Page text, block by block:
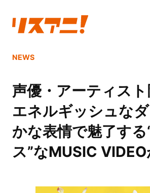
NEWS
声優・アーティス
エネルギッシュな
かな表情で魅了する
ス”なMUSIC VIDEO